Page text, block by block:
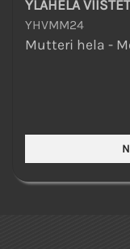
YLÄHELA
YHVMM24
Mutteri hela -